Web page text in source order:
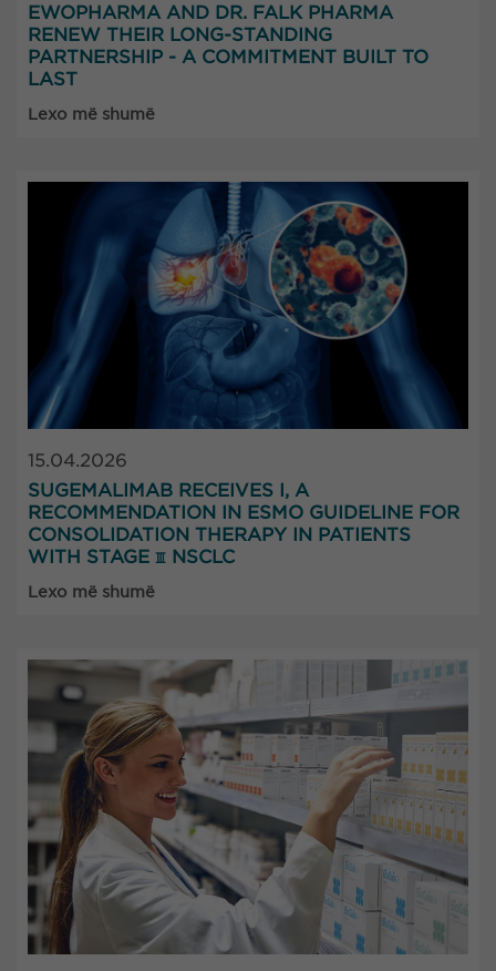
EWOPHARMA AND DR. FALK PHARMA
RENEW THEIR LONG-STANDING
PARTNERSHIP - A COMMITMENT BUILT TO
LAST
Lexo më shumë
15.04.2026
SUGEMALIMAB RECEIVES I, A
RECOMMENDATION IN ESMO GUIDELINE FOR
CONSOLIDATION THERAPY IN PATIENTS
WITH STAGE Ⅲ NSCLC
Lexo më shumë